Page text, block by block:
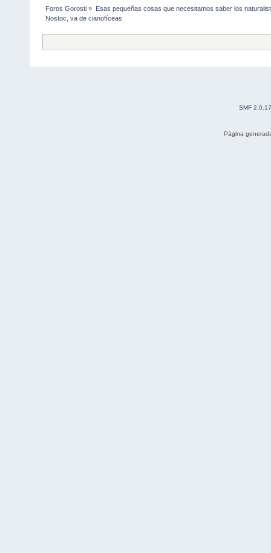
Foros Gorosti » Esas pequeñas cosas que necesitamos saber los
Nostoc, va de cianofíceas
SMF 2.0.17
Página